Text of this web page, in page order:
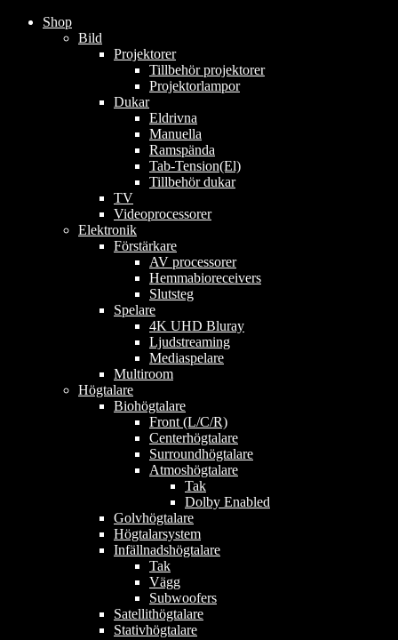
Shop
Bild
Projektorer
Tillbehör projektorer
Projektorlampor
Dukar
Eldrivna
Manuella
Ramspända
Tab-Tension(El)
Tillbehör dukar
TV
Videoprocessorer
Elektronik
Förstärkare
AV processorer
Hemmabioreceivers
Slutsteg
Spelare
4K UHD Bluray
Ljudstreaming
Mediaspelare
Multiroom
Högtalare
Biohögtalare
Front (L/C/R)
Centerhögtalare
Surroundhögtalare
Atmoshögtalare
Tak
Dolby Enabled
Golvhögtalare
Högtalarsystem
Infällnadshögtalare
Tak
Vägg
Subwoofers
Satellithögtalare
Stativhögtalare